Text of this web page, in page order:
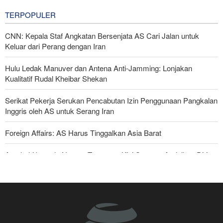
TERPOPULER
CNN: Kepala Staf Angkatan Bersenjata AS Cari Jalan untuk
Keluar dari Perang dengan Iran
Hulu Ledak Manuver dan Antena Anti-Jamming: Lonjakan
Kualitatif Rudal Kheibar Shekan
Serikat Pekerja Serukan Pencabutan Izin Penggunaan Pangkalan
Inggris oleh AS untuk Serang Iran
Foreign Affairs: AS Harus Tinggalkan Asia Barat
Araghchi kepada Negara Tetangga: Kini Saatnya Andalkan Diri
Joe Kent: Komunitas Intelijen AS Tahu Iran Tidak Buat Nuklir, Tapi
Suara Mereka Dibungkam